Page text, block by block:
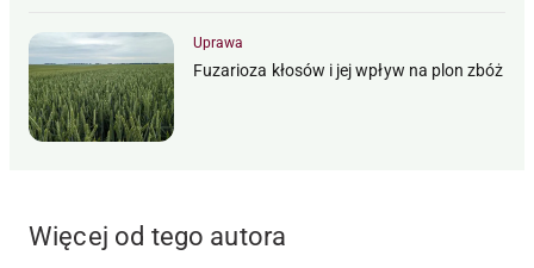
Uprawa
Fuzarioza kłosów i jej wpływ na plon zbóż
Więcej od tego autora